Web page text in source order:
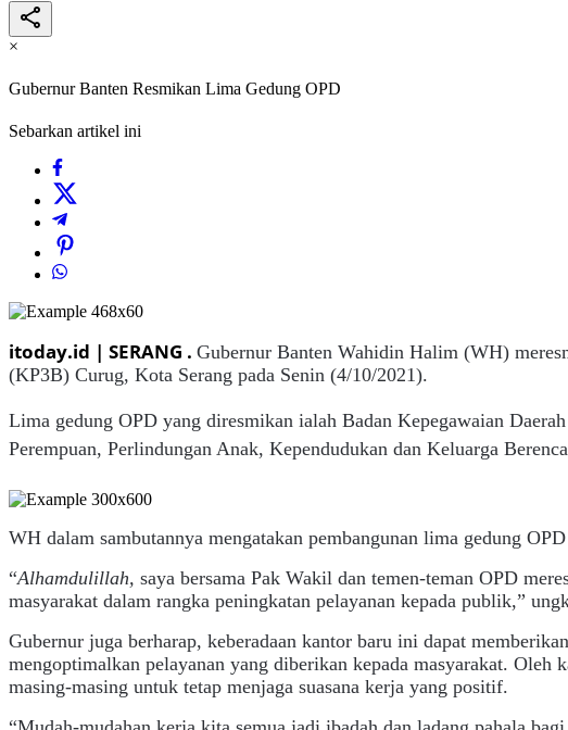
×
Gubernur Banten Resmikan Lima Gedung OPD
Sebarkan artikel ini
itoday.id | SERANG . Gubernur Banten Wahidin Halim (WH)
(KP3B) Curug, Kota Serang pada Senin (4/10/2021).
Lima gedung OPD yang diresmikan ialah Badan Kepegawaian
Perempuan, Perlindungan Anak, Kependudukan dan Keluarga
WH dalam sambutannya mengatakan pembangunan lima gedung
“Alhamdulillah, saya bersama Pak Wakil dan temen-teman OPD
masyarakat dalam rangka peningkatan pelayanan kepada publik,”
Gubernur juga berharap, keberadaan kantor baru ini dapat
mengoptimalkan pelayanan yang diberikan kepada masyarakat. Oleh
masing-masing untuk tetap menjaga suasana kerja yang positif.